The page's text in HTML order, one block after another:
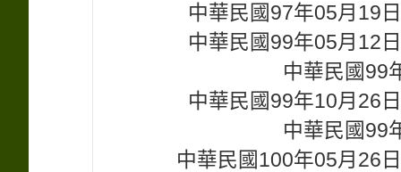
中華民國97年05月19
中華民國99年05月12
中華民國99
中華民國99年10月26
中華民國99
中華民國100年05月26